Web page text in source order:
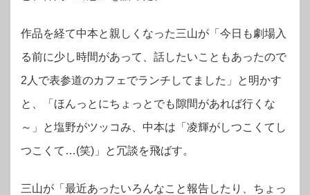
作品を経て中本と親しくなった三山が「今日も劇場入
る前に少し時間があって、話したいこともあったので
2人で表参道のカフェでランチしてました」と明かす
と、「ほんっとにちょっとでも隙間があれば行くな
～」と塩野がツッコみ、中本は「凌輝がしつこくてし
つこくて…(笑)」と冗談を飛ばす。
三山が「最近あったいろんなこと報告したり、ちょっ